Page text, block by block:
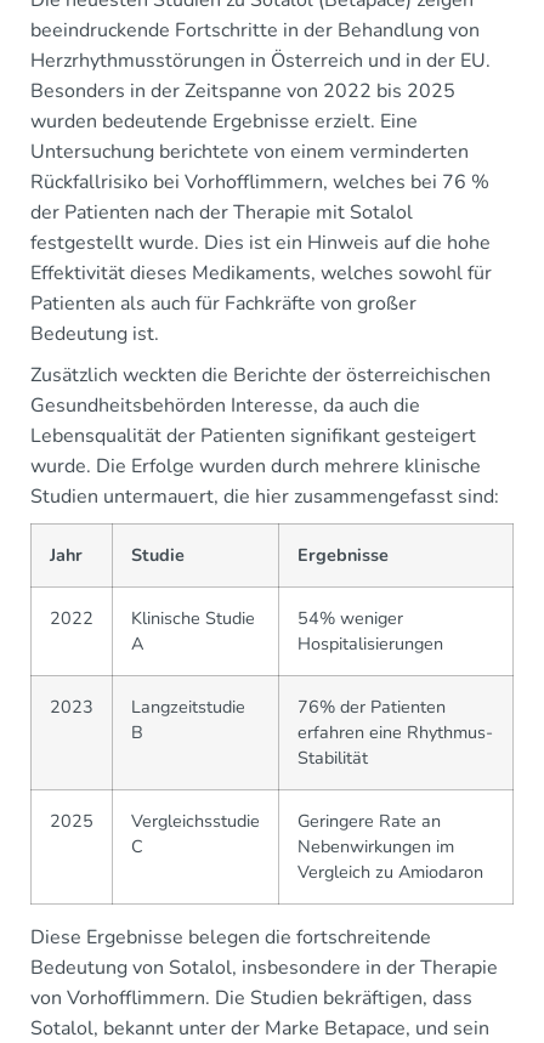
beeindruckende Fortschritte in der Behandlung von
Herzrhythmusstörungen in Österreich und in der EU.
Besonders in der Zeitspanne von 2022 bis 2025
wurden bedeutende Ergebnisse erzielt. Eine
Untersuchung berichtete von einem verminderten
Rückfallrisiko bei Vorhofflimmern, welches bei 76 %
der Patienten nach der Therapie mit Sotalol
festgestellt wurde. Dies ist ein Hinweis auf die hohe
Effektivität dieses Medikaments, welches sowohl für
Patienten als auch für Fachkräfte von großer
Bedeutung ist.
Zusätzlich weckten die Berichte der österreichischen
Gesundheitsbehörden Interesse, da auch die
Lebensqualität der Patienten signifikant gesteigert
wurde. Die Erfolge wurden durch mehrere klinische
Studien untermauert, die hier zusammengefasst sind:
Jahr Studie Ergebnisse
2022
Klinische Studie
A
54% weniger
Hospitalisierungen
2023
Langzeitstudie
B
76% der Patienten
erfahren eine Rhythmus-
Stabilität
2025
Vergleichsstudie
C
Geringere Rate an
Nebenwirkungen im
Vergleich zu Amiodaron
Diese Ergebnisse belegen die fortschreitende
Bedeutung von Sotalol, insbesondere in der Therapie
von Vorhofflimmern. Die Studien bekräftigen, dass
Sotalol, bekannt unter der Marke Betapace, und sein